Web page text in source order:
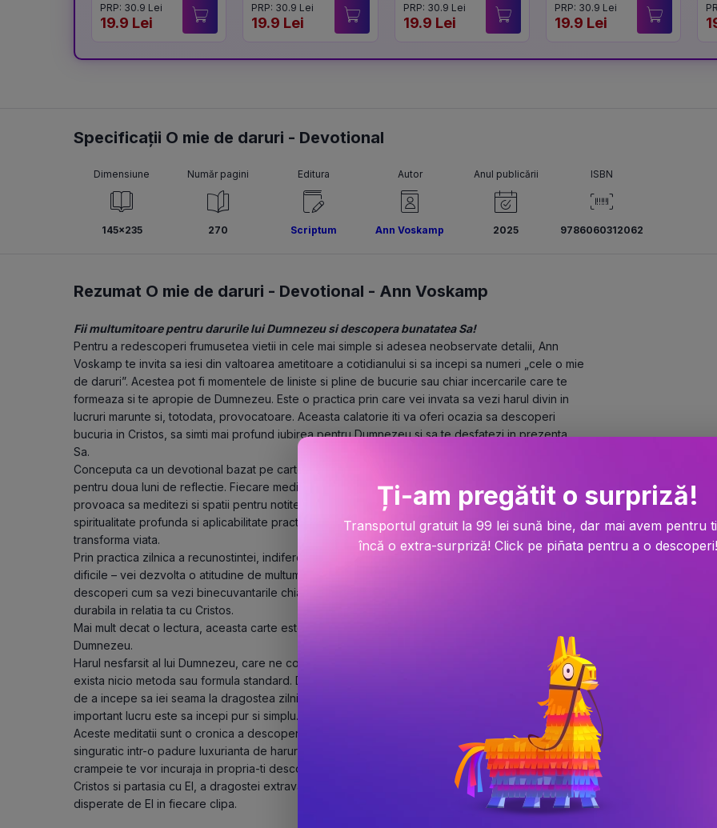
PRP: 30.9 Lei
19.9 Lei
PRP: 30.9 Lei
19.9 Lei
PRP: 30.9 Lei
19.9 Lei
PRP: 30.9 Lei
19.9 Lei
Specificații O mie de daruri - Devotional
Dimensiune
145x235
Număr pagini
270
Editura
Scriptum
Autor
Ann Voskamp
Anul publicării
2025
ISBN
9786060312062
Rezumat O mie de daruri - Devotional - Ann Voskamp
Fii multumitoare pentru darurile lui Dumnezeu si descopera bunatatea Sa!
Pentru a redescoperi frumusetea vietii in cele mai simple si adesea neobservate detalii, Ann
Voskamp te invita sa iesi din valtoarea ametitoare a cotidianului si sa incepi sa numeri „cele o mie
de daruri”. Acestea pot fi momentele de liniste si pline de bucurie sau chiar incercarile care te
formeaza si te apropie de Dumnezeu. Este o practica prin care vei invata sa vezi harul divin in
lucruri marunte si, totodata, provocatoare. Aceasta calatorie iti va oferi ocazia sa descoperi
bucuria in Cristos, sa simti mai profund iubirea pentru Dumnezeu si sa te desfatezi in prezenta
Sa.
Conceputa ca un devotional bazat pe cartea O mie de daruri, cartea cuprinde 60 de meditatii
pentru doua luni de reflectie. Fiecare meditatie include texte biblice, rugaciuni, intrebari care te
provoaca sa meditezi si spatii pentru notite personale. Este o combinatie perfecta intre
spiritualitate profunda si aplicabilitate practica, o lectura care te inspira si care iti poate
transforma viata.
Prin practica zilnica a recunostintei, indiferent de natura darurilor – mici sau mari, simple sau
dificile – vei dezvolta o atitudine de multumire care iti va schimba perspectiva asupra vietii. Vei
descoperi cum sa vezi binecuvantarile chiar si in provocari si sa gasesti o bucurie autentica si
durabila in relatia ta cu Cristos.
Mai mult decat o lectura, aceasta carte este o invitatie calda la o legatura mai profunda cu
Dumnezeu.
Harul nesfarsit al lui Dumnezeu, care ne copleseste, este menit sa fie experimentat direct. Nu
exista nicio metoda sau formula standard. Doar disponibilitatea simpla de a te apleca sa primesti,
de a incepe sa iei seama la dragostea zilnica pe care Dumnezeu ti-o dezvaluie. Cel mai
important lucru este sa incepi pur si simplu. Ia un stilou si aceasta carte – si iti vei schimba viata.
Aceste meditatii sunt o cronica a descoperirilor autoarei, fiecare in parte precum un pom
singuratic intr-o padure luxurianta de haruri. Desi periplul fiecaruia este unic, impartasirea acestor
crampeie te vor incuraja in propria-ti descoperire a unui stil de viata in miezul caruia Se afla
Cristos si partasia cu El, a dragostei extravagante cu care te iubeste Dumnezeu si a nevoii tale
disperate de El in fiecare clipa.
Ți-am pregătit o surpriză!
Transportul gratuit la 99 lei sună bine, dar mai avem pentru
încă o extra-surpriză! Click pe piñata pentru a o descoperi!